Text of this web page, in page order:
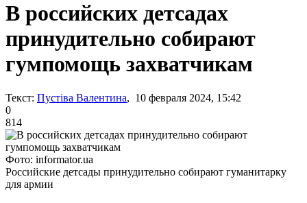
В российских детсадах
принудительно собирают
гумпомощь захватчикам
Текст: Пустіва Валентина, 10 февраля 2024, 15:42
0
814
Фото: informator.ua
Российские детсады принудительно собирают гуманитарку
для армии